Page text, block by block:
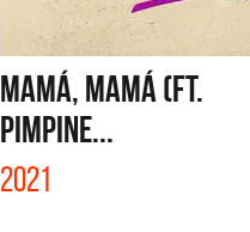
MAMÁ, MAMÁ (FT.
PIMPINE...
2021